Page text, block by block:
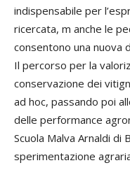
indispensabile per
ricercata, m anche le
consentono una nuova
Il percorso per la
conservazione dei
ad hoc, passando poi
delle performance
Scuola Malva Arnaldi di
sperimentazione